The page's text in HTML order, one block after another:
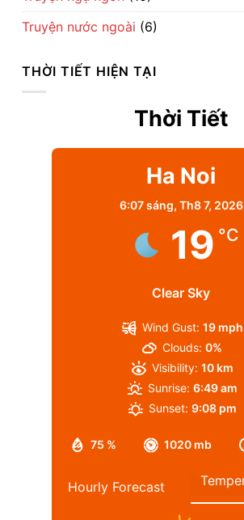
Truyện nước ngoài (6)
THỜI TIẾT HIỆN TẠI
Thời Tiết
Ha Noi
6:07 sáng, Th8 7, 2026
19 °C
Clear Sky
75 % 1020 mb
Wind Gust: 19 mph
Clouds: 0%
Visibility: 10 km
Sunrise: 6:49 am
Sunset: 9:08 pm
Hourly Forecast